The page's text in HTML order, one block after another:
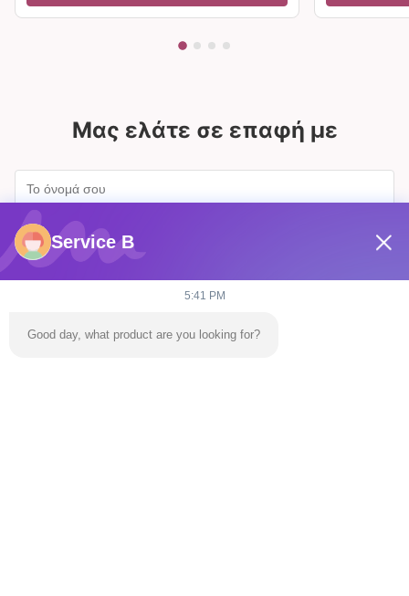
Μας ελάτε σε επαφή με
Service B
5:41 PM
Good day, what product are you looking for?